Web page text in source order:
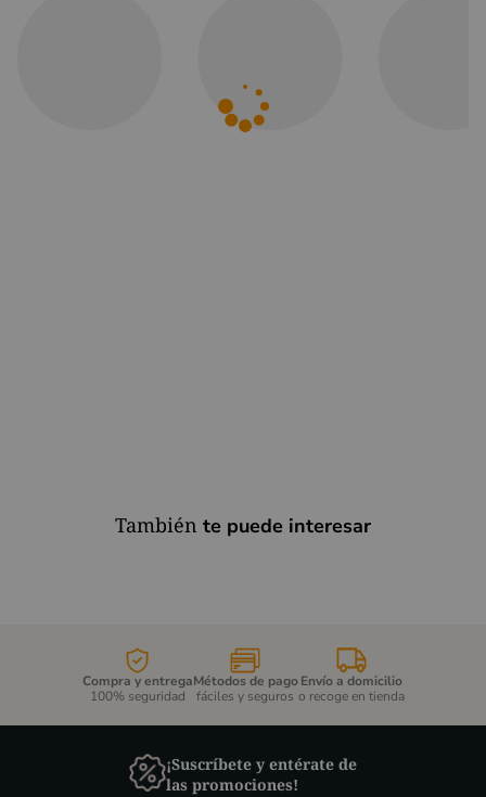
También te puede interesar
Compra y entrega
100% seguridad
Métodos de pago
fáciles y seguros
Envío a domicilio
o recoge en tienda
¡Suscríbete y entérate de
las promociones!